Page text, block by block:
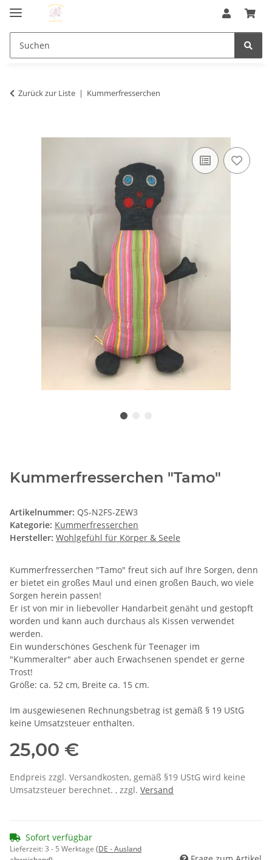
Zurück zur Liste Kummerfresserchen
Kummerfresserchen "Tamo"
Artikelnummer: QS-N2FS-ZEW3
Kategorie: Kummerfresserchen
Hersteller: Wohlgefühl für Körper & Seele
Kummerfresserchen "Tamo" freut sich auf Ihre Sorgen, denn
er bietet ein großes Maul und einen großen Bauch, wo viele
Sorgen herein passen!
Er ist von mir in liebevoller Handarbeit genäht und gestopft
worden und kann auch durchaus als Kissen verwendet
werden.
Ein wunderschönes Geschenk für Teenager im
"Kummeralter" aber auch Erwachsenen spendet er gerne
Trost!
Größe: ca. 52 cm, Breite ca. 15 cm.
Im ausgewiesenen Rechnungsbetrag ist gemäß § 19 UStG
keine Umsatzsteuer enthalten.
25,00 €
Endpreis zzgl. Versandkosten, gemäß §19 UStG wird keine
Umsatzsteuer berechnet. , zzgl. Versand
Sofort verfügbar
Lieferzeit:3 - 5 Werktage (DE - Ausland